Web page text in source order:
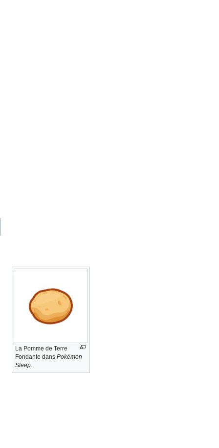
La Pomme de Terre
Fondante dans Pokémon
Sleep.